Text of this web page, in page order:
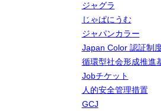
ジャグラ
じゃぱにうむ
ジャパンカラー
Japan Color 認証制
循環型社会形成推進
Jobチケット
人的安全管理措置
GCJ